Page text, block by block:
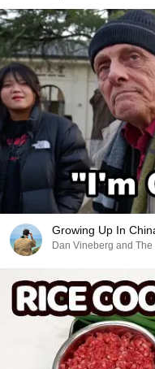
Growing Up In
Dan Vineberg and The